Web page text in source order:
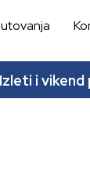
Izleti i vikend